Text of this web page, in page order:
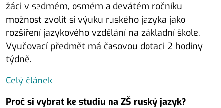
žáci v sedmém, osmém a devátém ročníku
možnost zvolit si výuku ruského jazyka jako
rozšíření jazykového vzdělání na základní škole.
Vyučovací předmět má časovou dotaci 2 hodiny
týdně.
Celý článek
Proč si vybrat ke studiu na ZŠ ruský jazyk?